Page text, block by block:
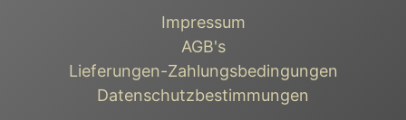
Impressum
AGB's
Lieferungen-Zahlungsbedingungen
Datenschutzbestimmungen